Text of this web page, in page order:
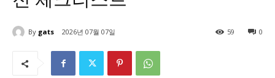
By gats 2026년 07월 07일 0
59